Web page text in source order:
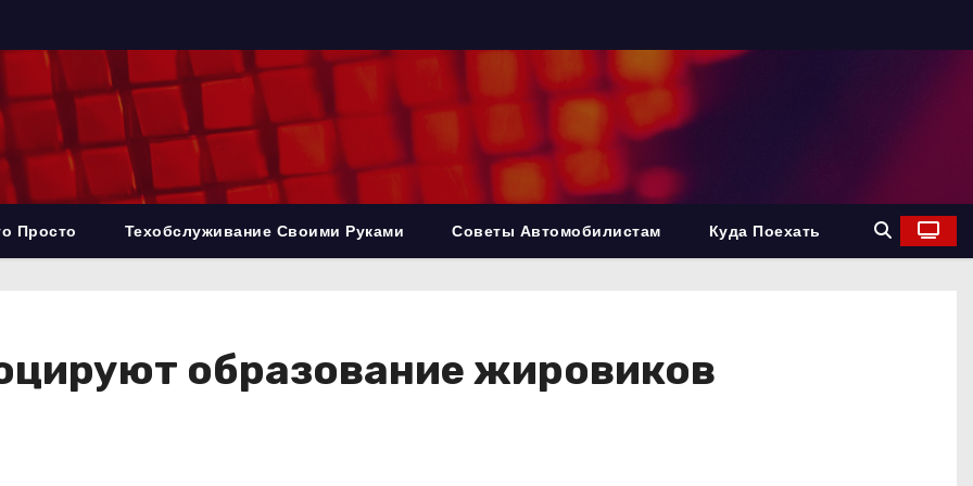
Просто Техобслуживание Своими Руками Советы Автомобилистам Куда Поехать
образование жировиков